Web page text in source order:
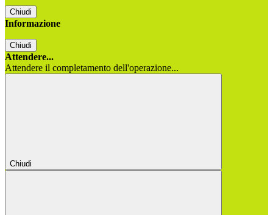
Chiudi
Informazione
Chiudi
Attendere...
Attendere il completamento dell'operazione...
Chiudi